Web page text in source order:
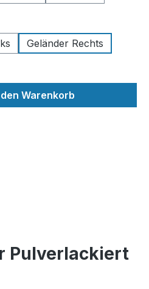
Geländer Rechts
Wert
Warenkorb
Pulverlackiert